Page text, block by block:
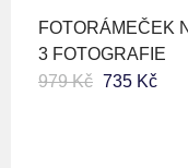
FOTORÁMEČEK
3 FOTOGRAFIE
979 Kč 735 Kč